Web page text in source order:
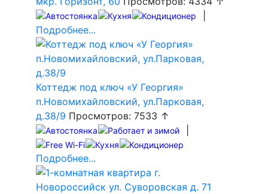
Подробнее...
Коттедж под ключ «У Георгия»
п.Новомихайловский, ул.Парковая,
д.38/9 Просмотров: 7533 ↑
Подробнее...